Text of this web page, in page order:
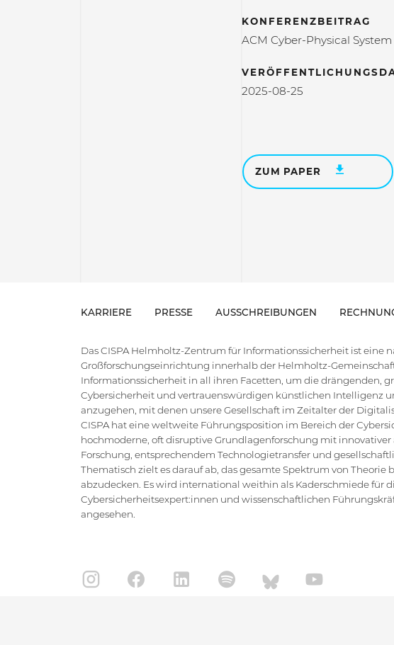
KONFERENZBEITRAG
ACM Cyber-Physical
2025-08-25
ZUM PAPER
KARRIERE PRESSE AUSSCHREIBUNGEN
Das CISPA Helmholtz-Zentrum für Informationssicherheit ist eine
Großforschungseinrichtung innerhalb der Helmholtz-
Informationssicherheit in all ihren Facetten, um die drängenden,
Cybersicherheit und vertrauenswürdigen künstlichen Intelligenz
anzugehen, mit denen unsere Gesellschaft im Zeitalter der
CISPA hat eine weltweite Führungsposition im Bereich der
hochmoderne, oft disruptive Grundlagenforschung mit
Forschung, entsprechendem Technologietransfer und
Thematisch zielt es darauf ab, das gesamte Spektrum von Theorie
abzudecken. Es wird international weithin als Kaderschmiede für
Cybersicherheitsexpert:innen und wissenschaftlichen
angesehen.